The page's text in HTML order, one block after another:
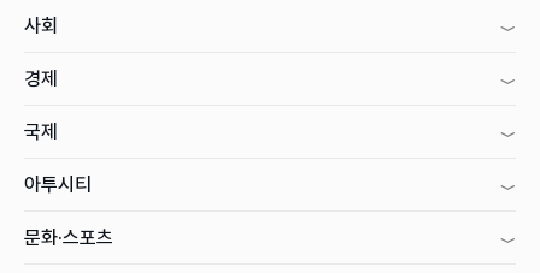
사회
경제
국제
아투시티
문화·스포츠